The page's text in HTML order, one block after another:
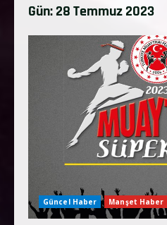
Gün:28 Temmuz 2023
Güncel Haber Manşet Haber